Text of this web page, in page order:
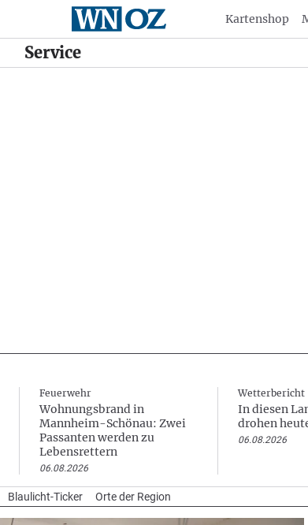
Kartenshop
Service
Feuerwehr
Wohnungsbrand in
Mannheim-Schönau: Zwei
Passanten werden zu
Lebensrettern
06.08.2026
Wetterbericht
In diesen
drohen
06.08.2026
Blaulicht-Ticker Orte der Region